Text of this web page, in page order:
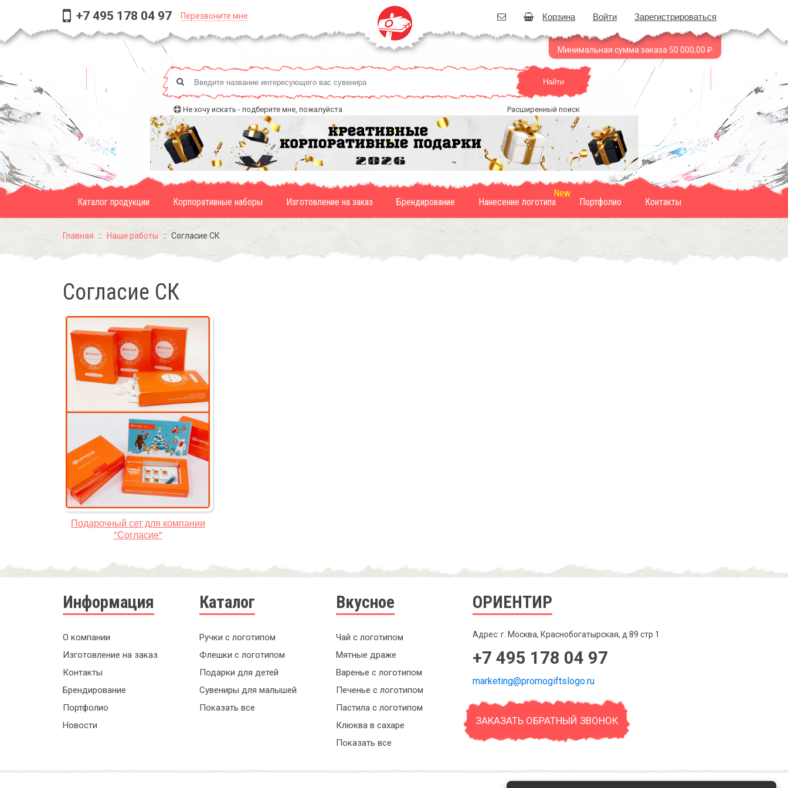
Минимальная сумма заказа 50 000,00 ₽
+7 495 178 04 97 Перезвоните мне Корзина Войти Зарегистрироваться
Найти
Расширенный поиск
Не хочу искать - подберите мне, пожалуйста
Каталог продукции Корпоративные наборы Изготовление на заказ Брендирование Нанесение логотипа Портфолио Контакты
Главная Наши работы Согласие СК
Согласие СК
Подарочный сет для компании
"Согласие"
Информация
О компании
Изготовление на заказ
Контакты
Брендирование
Портфолио
Новости
Каталог
Ручки с логотипом
Флешки с логотипом
Подарки для детей
Сувениры для малышей
Показать все
Вкусное
Чай с логотипом
Мятные драже
Варенье с логотипом
Печенье с логотипом
Пастила с логотипом
Клюква в сахаре
Показать все
ОРИЕНТИР
Адрес: г. Москва, Краснобогатырская, д.89 стр 1
+7 495 178 04 97
marketing@promogiftslogo.ru
ЗАКАЗАТЬ ОБРАТНЫЙ ЗВОНОК